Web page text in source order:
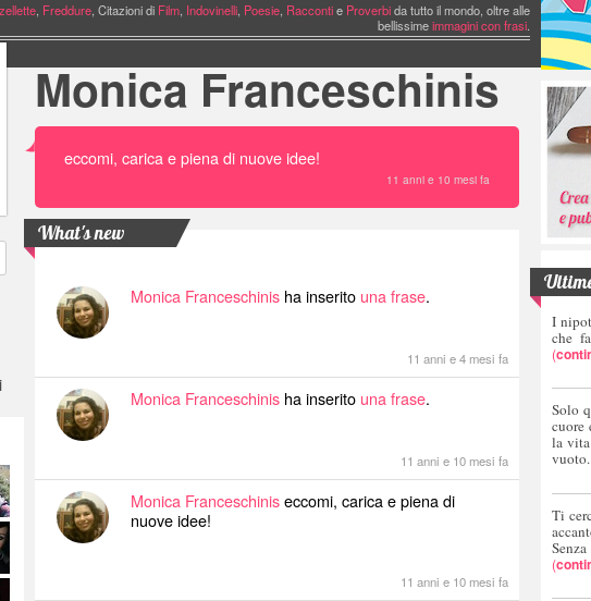
, Freddure, Citazioni di Film, Indovinelli, Poesie, Raccontie Proverbida tutto il mondo, oltre alle
bellissimeimmagini con frasi.
Monica Franceschinis
eccomi, carica e piena di nuove idee!
11 anni e 10 mesi fa
What's new
Monica Franceschinis ha inserito una frase.
11 anni e 4 mesi fa
Monica Franceschinis ha inserito una frase.
11 anni e 10 mesi fa
Monica Franceschiniseccomi, carica e piena di
nuove idee!
11 anni e 10 mesi fa
I
che
(
Solo
cuore
la vita
vuoto.
Ti
(